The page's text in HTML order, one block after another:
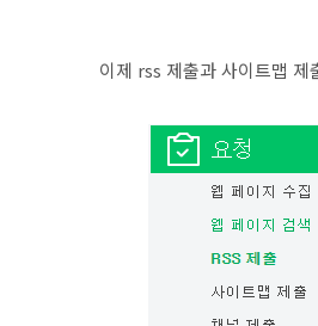
이제 rss 제출과 사이트맵 제